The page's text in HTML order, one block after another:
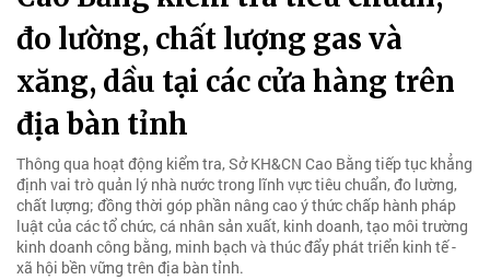
đo lường, chất lượng gas và
xăng, dầu tại các cửa hàng trên
địa bàn tỉnh
Thông qua hoạt động kiểm tra, Sở KH&CN Cao Bằng tiếp tục khẳng
định vai trò quản lý nhà nước trong lĩnh vực tiêu chuẩn, đo lường,
chất lượng; đồng thời góp phần nâng cao ý thức chấp hành pháp
luật của các tổ chức, cá nhân sản xuất, kinh doanh, tạo môi trường
kinh doanh công bằng, minh bạch và thúc đẩy phát triển kinh tế -
xã hội bền vững trên địa bàn tỉnh.